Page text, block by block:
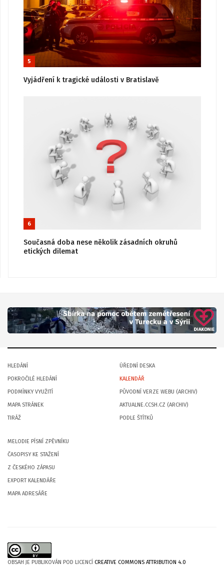
5
Vyjádření k tragické události v Bratislavě
6
Současná doba nese několik zásadních okruhů
etických dilemat
HLEDÁNÍ
POKROČILÉ HLEDÁNÍ
PODMÍNKY VYUŽITÍ
MAPA STRÁNEK
TIRÁŽ
ÚŘEDNÍ DESKA
KALENDÁŘ
PŮVODNÍ VERZE WEBU (ARCHIV)
AKTUALNE.CCSH.CZ (ARCHIV)
PODLE ŠTÍTKŮ
MELODIE PÍSNÍ ZPĚVNÍKU
ČASOPISY KE STAŽENÍ
Z ČESKÉHO ZÁPASU
EXPORT KALENDÁŘE
MAPA ADRESÁŘE
OBSAH JE PUBLIKOVÁN POD LICENCÍ CREATIVE COMMONS ATTRIBUTION 4.0